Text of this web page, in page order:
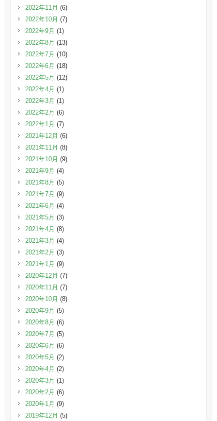
2022年11月 (6)
2022年10月 (7)
2022年9月 (1)
2022年8月 (13)
2022年7月 (10)
2022年6月 (18)
2022年5月 (12)
2022年4月 (1)
2022年3月 (1)
2022年2月 (6)
2022年1月 (7)
2021年12月 (6)
2021年11月 (8)
2021年10月 (9)
2021年9月 (4)
2021年8月 (5)
2021年7月 (9)
2021年6月 (4)
2021年5月 (3)
2021年4月 (8)
2021年3月 (4)
2021年2月 (3)
2021年1月 (9)
2020年12月 (7)
2020年11月 (7)
2020年10月 (8)
2020年9月 (5)
2020年8月 (6)
2020年7月 (5)
2020年6月 (6)
2020年5月 (2)
2020年4月 (2)
2020年3月 (1)
2020年2月 (6)
2020年1月 (9)
2019年12月 (5)